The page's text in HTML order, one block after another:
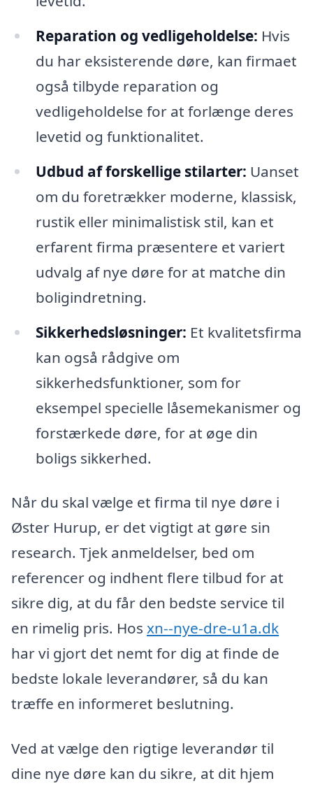
Reparation og vedligeholdelse: Hvis
du har eksisterende døre, kan firmaet
også tilbyde reparation og
vedligeholdelse for at forlænge deres
levetid og funktionalitet.
Udbud af forskellige stilarter: Uanset
om du foretrækker moderne, klassisk,
rustik eller minimalistisk stil, kan et
erfarent firma præsentere et variert
udvalg af nye døre for at matche din
boligindretning.
Sikkerhedsløsninger: Et kvalitetsfirma
kan også rådgive om
sikkerhedsfunktioner, som for
eksempel specielle låsemekanismer og
forstærkede døre, for at øge din
boligs sikkerhed.
Når du skal vælge et firma til nye døre i
Øster Hurup, er det vigtigt at gøre sin
research. Tjek anmeldelser, bed om
referencer og indhent flere tilbud for at
sikre dig, at du får den bedste service til
en rimelig pris. Hos xn--nye-dre-u1a.dk
har vi gjort det nemt for dig at finde de
bedste lokale leverandører, så du kan
træffe en informeret beslutning.
Ved at vælge den rigtige leverandør til
dine nye døre kan du sikre, at dit hjem